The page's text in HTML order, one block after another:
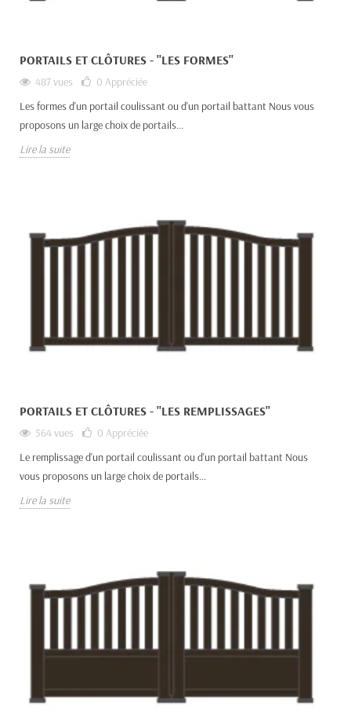
PORTAILS ET CLÔTURES - "LES FORMES"
487 vues 0 Appréciée
Les formes d'un portail coulissant ou d'un portail battant Nous vous
proposons un large choix de portails...
Lire la suite
PORTAILS ET CLÔTURES - "LES REMPLISSAGES"
564 vues 0 Appréciée
Le remplissage d'un portail coulissant ou d'un portail battant Nous
vous proposons un large choix de portails...
Lire la suite